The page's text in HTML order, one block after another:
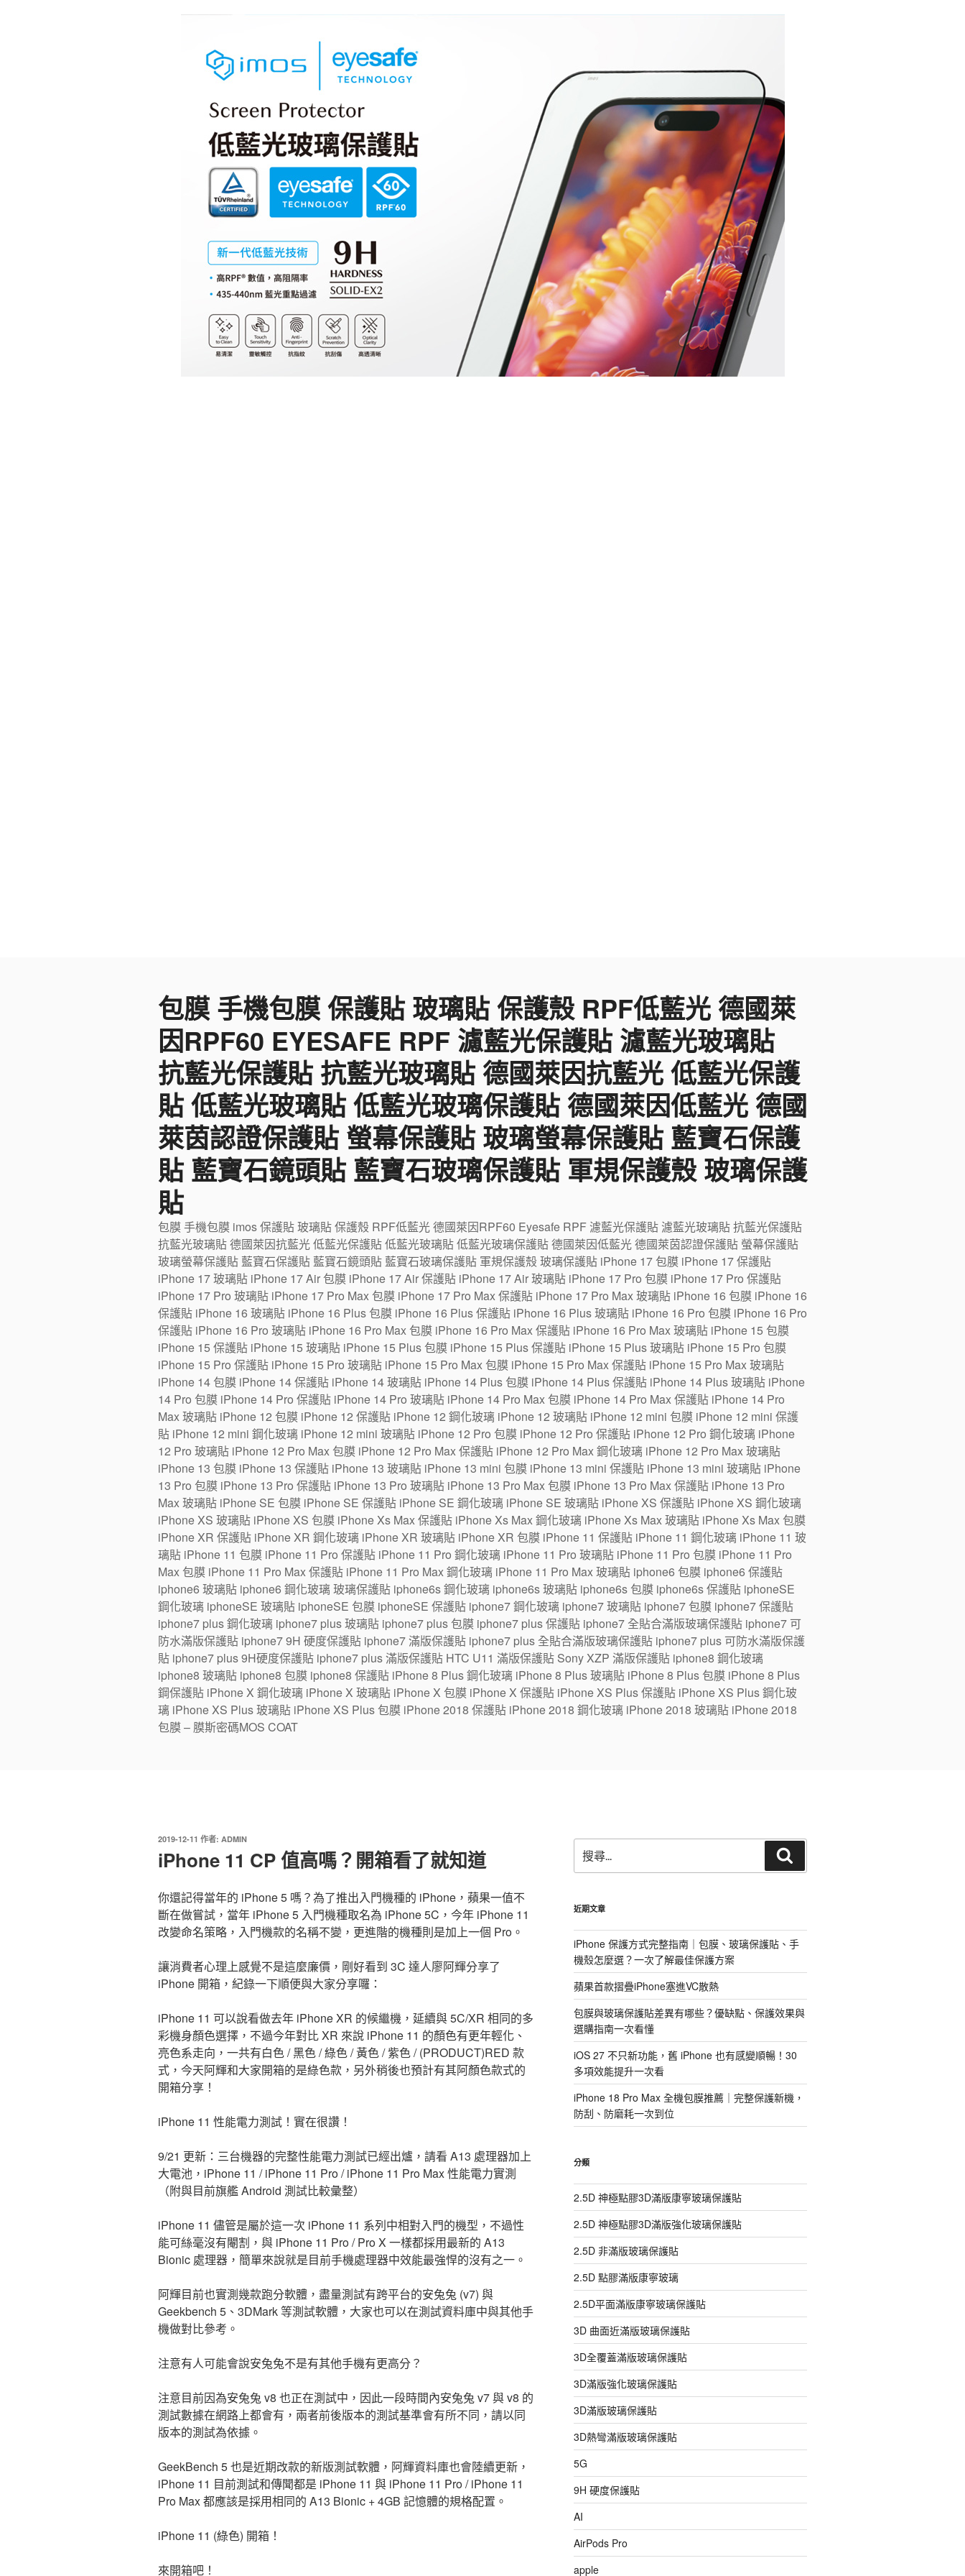
包膜 手機包膜 保護貼 玻璃貼 保護殼 RPF低藍光 德國萊
因RPF60 EYESAFE RPF 濾藍光保護貼 濾藍光玻璃貼
抗藍光保護貼 抗藍光玻璃貼 德國萊因抗藍光 低藍光保護
貼 低藍光玻璃貼 低藍光玻璃保護貼 德國萊因低藍光 德國
萊茵認證保護貼 螢幕保護貼 玻璃螢幕保護貼 藍寶石保護
貼 藍寶石鏡頭貼 藍寶石玻璃保護貼 軍規保護殼 玻璃保護
貼
包膜 手機包膜 imos 保護貼 玻璃貼 保護殼 RPF低藍光 德國萊因RPF60 Eyesafe RPF 濾藍光保護貼 濾藍光玻璃貼 抗藍光保護貼
抗藍光玻璃貼 德國萊因抗藍光 低藍光保護貼 低藍光玻璃貼 低藍光玻璃保護貼 德國萊因低藍光 德國萊茵認證保護貼 螢幕保護貼
玻璃螢幕保護貼 藍寶石保護貼 藍寶石鏡頭貼 藍寶石玻璃保護貼 軍規保護殼 玻璃保護貼 iPhone 17 包膜 iPhone 17 保護貼
iPhone 17 玻璃貼 iPhone 17 Air 包膜 iPhone 17 Air 保護貼 iPhone 17 Air 玻璃貼 iPhone 17 Pro 包膜 iPhone 17 Pro 保護貼
iPhone 17 Pro 玻璃貼 iPhone 17 Pro Max 包膜 iPhone 17 Pro Max 保護貼 iPhone 17 Pro Max 玻璃貼 iPhone 16 包膜 iPhone 16
保護貼 iPhone 16 玻璃貼 iPhone 16 Plus 包膜 iPhone 16 Plus 保護貼 iPhone 16 Plus 玻璃貼 iPhone 16 Pro 包膜 iPhone 16 Pro
保護貼 iPhone 16 Pro 玻璃貼 iPhone 16 Pro Max 包膜 iPhone 16 Pro Max 保護貼 iPhone 16 Pro Max 玻璃貼 iPhone 15 包膜
iPhone 15 保護貼 iPhone 15 玻璃貼 iPhone 15 Plus 包膜 iPhone 15 Plus 保護貼 iPhone 15 Plus 玻璃貼 iPhone 15 Pro 包膜
iPhone 15 Pro 保護貼 iPhone 15 Pro 玻璃貼 iPhone 15 Pro Max 包膜 iPhone 15 Pro Max 保護貼 iPhone 15 Pro Max 玻璃貼
iPhone 14 包膜 iPhone 14 保護貼 iPhone 14 玻璃貼 iPhone 14 Plus 包膜 iPhone 14 Plus 保護貼 iPhone 14 Plus 玻璃貼 iPhone
14 Pro 包膜 iPhone 14 Pro 保護貼 iPhone 14 Pro 玻璃貼 iPhone 14 Pro Max 包膜 iPhone 14 Pro Max 保護貼 iPhone 14 Pro
Max 玻璃貼 iPhone 12 包膜 iPhone 12 保護貼 iPhone 12 鋼化玻璃 iPhone 12 玻璃貼 iPhone 12 mini 包膜 iPhone 12 mini 保護
貼 iPhone 12 mini 鋼化玻璃 iPhone 12 mini 玻璃貼 iPhone 12 Pro 包膜 iPhone 12 Pro 保護貼 iPhone 12 Pro 鋼化玻璃 iPhone
12 Pro 玻璃貼 iPhone 12 Pro Max 包膜 iPhone 12 Pro Max 保護貼 iPhone 12 Pro Max 鋼化玻璃 iPhone 12 Pro Max 玻璃貼
iPhone 13 包膜 iPhone 13 保護貼 iPhone 13 玻璃貼 iPhone 13 mini 包膜 iPhone 13 mini 保護貼 iPhone 13 mini 玻璃貼 iPhone
13 Pro 包膜 iPhone 13 Pro 保護貼 iPhone 13 Pro 玻璃貼 iPhone 13 Pro Max 包膜 iPhone 13 Pro Max 保護貼 iPhone 13 Pro
Max 玻璃貼 iPhone SE 包膜 iPhone SE 保護貼 iPhone SE 鋼化玻璃 iPhone SE 玻璃貼 iPhone XS 保護貼 iPhone XS 鋼化玻璃
iPhone XS 玻璃貼 iPhone XS 包膜 iPhone Xs Max 保護貼 iPhone Xs Max 鋼化玻璃 iPhone Xs Max 玻璃貼 iPhone Xs Max 包膜
iPhone XR 保護貼 iPhone XR 鋼化玻璃 iPhone XR 玻璃貼 iPhone XR 包膜 iPhone 11 保護貼 iPhone 11 鋼化玻璃 iPhone 11 玻
璃貼 iPhone 11 包膜 iPhone 11 Pro 保護貼 iPhone 11 Pro 鋼化玻璃 iPhone 11 Pro 玻璃貼 iPhone 11 Pro 包膜 iPhone 11 Pro
Max 包膜 iPhone 11 Pro Max 保護貼 iPhone 11 Pro Max 鋼化玻璃 iPhone 11 Pro Max 玻璃貼 iphone6 包膜 iphone6 保護貼
iphone6 玻璃貼 iphone6 鋼化玻璃 玻璃保護貼 iphone6s 鋼化玻璃 iphone6s 玻璃貼 iphone6s 包膜 iphone6s 保護貼 iphoneSE
鋼化玻璃 iphoneSE 玻璃貼 iphoneSE 包膜 iphoneSE 保護貼 iphone7 鋼化玻璃 iphone7 玻璃貼 iphone7 包膜 iphone7 保護貼
iphone7 plus 鋼化玻璃 iphone7 plus 玻璃貼 iphone7 plus 包膜 iphone7 plus 保護貼 iphone7 全貼合滿版玻璃保護貼 iphone7 可
防水滿版保護貼 iphone7 9H 硬度保護貼 iphone7 滿版保護貼 iphone7 plus 全貼合滿版玻璃保護貼 iphone7 plus 可防水滿版保護
貼 iphone7 plus 9H硬度保護貼 iphone7 plus 滿版保護貼 HTC U11 滿版保護貼 Sony XZP 滿版保護貼 iphone8 鋼化玻璃
iphone8 玻璃貼 iphone8 包膜 iphone8 保護貼 iPhone 8 Plus 鋼化玻璃 iPhone 8 Plus 玻璃貼 iPhone 8 Plus 包膜 iPhone 8 Plus
鋼保護貼 iPhone X 鋼化玻璃 iPhone X 玻璃貼 iPhone X 包膜 iPhone X 保護貼 iPhone XS Plus 保護貼 iPhone XS Plus 鋼化玻
璃 iPhone XS Plus 玻璃貼 iPhone XS Plus 包膜 iPhone 2018 保護貼 iPhone 2018 鋼化玻璃 iPhone 2018 玻璃貼 iPhone 2018
包膜 – 膜斯密碼MOS COAT
發
2019-12-11 作者: ADMIN
iPhone 11 CP 值高嗎？開箱看了就知道
你還記得當年的 iPhone 5 嗎？為了推出入門機種的 iPhone，蘋果一值不
斷在做嘗試，當年 iPhone 5 入門機種取名為 iPhone 5C，今年 iPhone 11
改變命名策略，入門機款的名稱不變，更進階的機種則是加上一個 Pro。
讓消費者心理上感覺不是這麼廉價，剛好看到 3C 達人廖阿輝分享了
iPhone 開箱，紀錄一下順便與大家分享囉：
iPhone 11 可以說看做去年 iPhone XR 的候繼機，延續與 5C/XR 相同的多
彩機身顏色選擇，不過今年對比 XR 來說 iPhone 11 的顏色有更年輕化、
亮色系走向，一共有白色 / 黑色 / 綠色 / 黃色 / 紫色 / (PRODUCT)RED 款
式，今天阿輝和大家開箱的是綠色款，另外稍後也預計有其阿顏色款式的
開箱分享！
iPhone 11 性能電力測試！實在很讚！
9/21 更新：三台機器的完整性能電力測試已經出爐，請看 A13 處理器加上
大電池，iPhone 11 / iPhone 11 Pro / iPhone 11 Pro Max 性能電力實測
（附與目前旗艦 Android 測試比較彙整）
iPhone 11 儘管是屬於這一次 iPhone 11 系列中相對入門的機型，不過性
能可絲毫沒有閹割，與 iPhone 11 Pro / Pro X 一樣都採用最新的 A13
Bionic 處理器，簡單來說就是目前手機處理器中效能最強悍的沒有之一。
阿輝目前也實測幾款跑分軟體，盡量測試有跨平台的安兔兔 (v7) 與
Geekbench 5、3DMark 等測試軟體，大家也可以在測試資料庫中與其他手
機做對比參考。
注意有人可能會說安兔兔不是有其他手機有更高分？
注意目前因為安兔兔 v8 也正在測試中，因此一段時間內安兔兔 v7 與 v8 的
測試數據在網路上都會有，兩者前後版本的測試基準會有所不同，請以同
版本的測試為依據。
GeekBench 5 也是近期改款的新版測試軟體，阿輝資料庫也會陸續更新，
iPhone 11 目前測試和傳聞都是 iPhone 11 與 iPhone 11 Pro / iPhone 11
Pro Max 都應該是採用相同的 A13 Bionic + 4GB 記憶體的規格配置。
iPhone 11 (綠色) 開箱！
來開箱吧！
尋
關
字:
尋
近期文章
iPhone 保護方式完整指南｜包膜、玻璃保護貼、手
機殼怎麼選？一次了解最佳保護方案
蘋果首款摺疊iPhone塞進VC散熱
包膜與玻璃保護貼差異有哪些？優缺點、保護效果與
選購指南一次看懂
iOS 27 不只新功能，舊 iPhone 也有感變順暢！30
多項效能提升一次看
iPhone 18 Pro Max 全機包膜推薦｜完整保護新機，
防刮、防磨耗一次到位
分類
2.5D 神極點膠3D滿版康寧玻璃保護貼
2.5D 神極點膠3D滿版強化玻璃保護貼
2.5D 非滿版玻璃保護貼
2.5D 點膠滿版康寧玻璃
2.5D平面滿版康寧玻璃保護貼
3D 曲面近滿版玻璃保護貼
3D全覆蓋滿版玻璃保護貼
3D滿版強化玻璃保護貼
3D滿版玻璃保護貼
3D熱彎滿版玻璃保護貼
5G
9H 硬度保護貼
AI
AirPods Pro
apple